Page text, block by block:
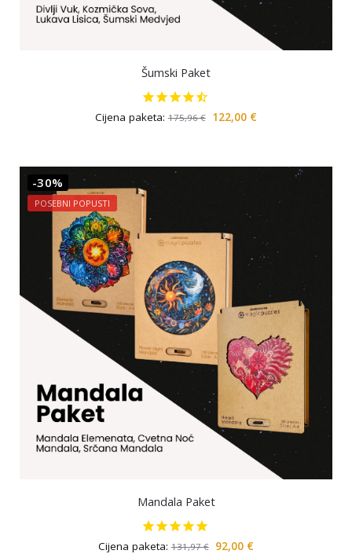
Šumski Paket
Cijena paketa:175,96€ 122,00 €
-30%
POSEBNI POPUSTI
Mandala Paket
Cijena paketa:131,97€ 92,00 €